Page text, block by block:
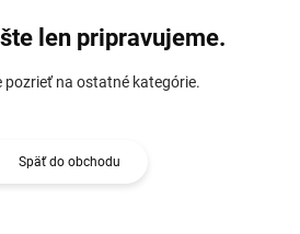
len pripravujeme.
pozrieť na ostatné kategórie.
Späť do obchodu